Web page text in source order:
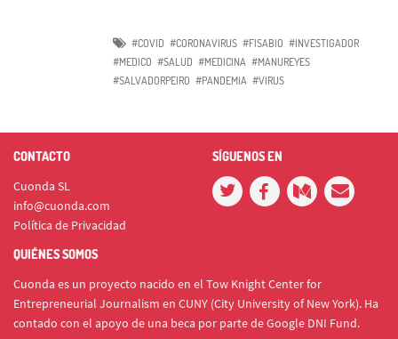
#COVID #CORONAVIRUS #FISABIO #INVESTIGADOR
#MEDICO #SALUD #MEDICINA #MANUREYES
#SALVADORPEIRO #PANDEMIA #VIRUS
CONTACTO
Cuonda SL
info@cuonda.com
Política de Privacidad
SÍGUENOS EN
QUIÉNES SOMOS
Cuonda es un proyecto nacido en el Tow Knight Center for
Entrepreneurial Journalism en CUNY (City University of New York). Ha
contado con el apoyo de una beca por parte de Google DNI Fund.